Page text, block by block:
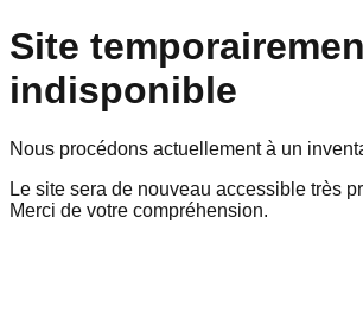
Site
indisponible
Nous procédons actuellement à un
Le site sera de nouveau accessible très
Merci de votre compréhension.